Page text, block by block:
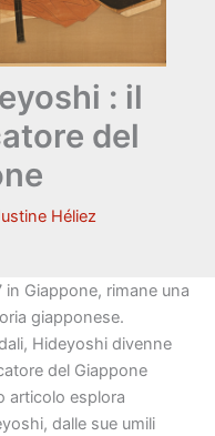
: il
del
Héliez
Giappone, rimane una
giapponese.
Hideyoshi divenne
del Giappone
articolo esplora
dalle sue umili